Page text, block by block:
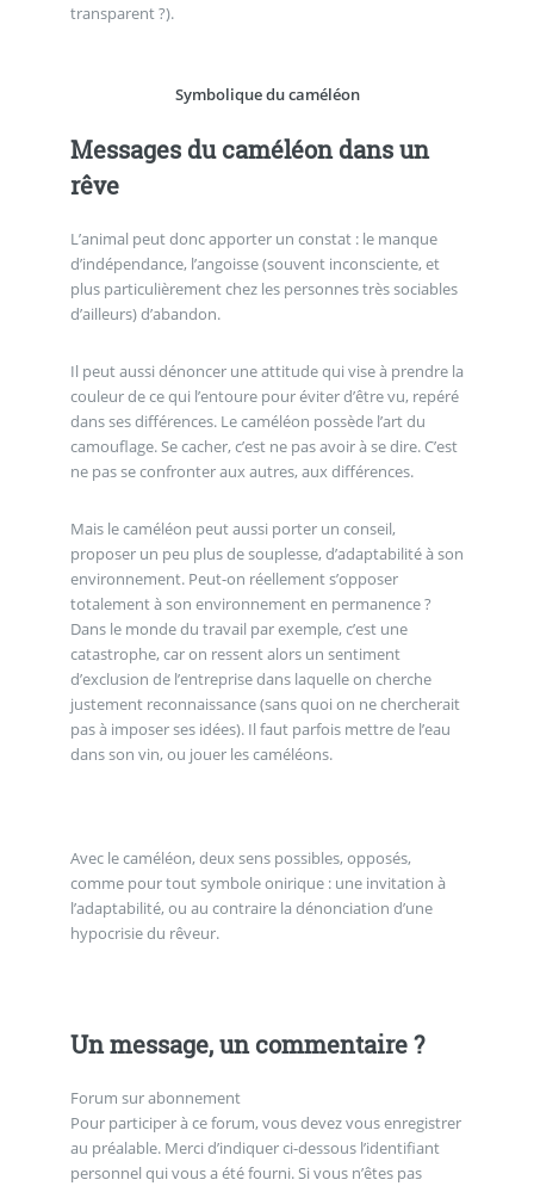
transparent ?).
Symbolique du caméléon
Messages du caméléon dans un
rêve
L’animal peut donc apporter un constat : le manque
d’indépendance, l’angoisse (souvent inconsciente, et
plus particulièrement chez les personnes très sociables
d’ailleurs) d’abandon.
Il peut aussi dénoncer une attitude qui vise à prendre la
couleur de ce qui l’entoure pour éviter d’être vu, repéré
dans ses différences. Le caméléon possède l’art du
camouflage. Se cacher, c’est ne pas avoir à se dire. C’est
ne pas se confronter aux autres, aux différences.
Mais le caméléon peut aussi porter un conseil,
proposer un peu plus de souplesse, d’adaptabilité à son
environnement. Peut-on réellement s’opposer
totalement à son environnement en permanence ?
Dans le monde du travail par exemple, c’est une
catastrophe, car on ressent alors un sentiment
d’exclusion de l’entreprise dans laquelle on cherche
justement reconnaissance (sans quoi on ne chercherait
pas à imposer ses idées). Il faut parfois mettre de l’eau
dans son vin, ou jouer les caméléons.
Avec le caméléon, deux sens possibles, opposés,
comme pour tout symbole onirique : une invitation à
l’adaptabilité, ou au contraire la dénonciation d’une
hypocrisie du rêveur.
Un message, un commentaire ?
Forum sur abonnement
Pour participer à ce forum, vous devez vous enregistrer
au préalable. Merci d’indiquer ci-dessous l’identifiant
personnel qui vous a été fourni. Si vous n’êtes pas